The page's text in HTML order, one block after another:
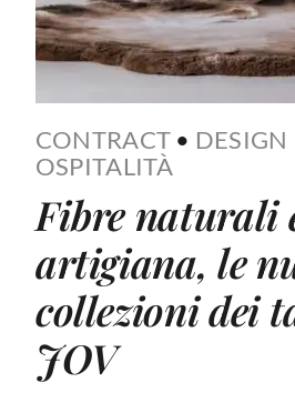
CONTRACT • DESIGN
OSPITALITÀ
Fibre naturali
artigiana, le
collezioni dei
JOV